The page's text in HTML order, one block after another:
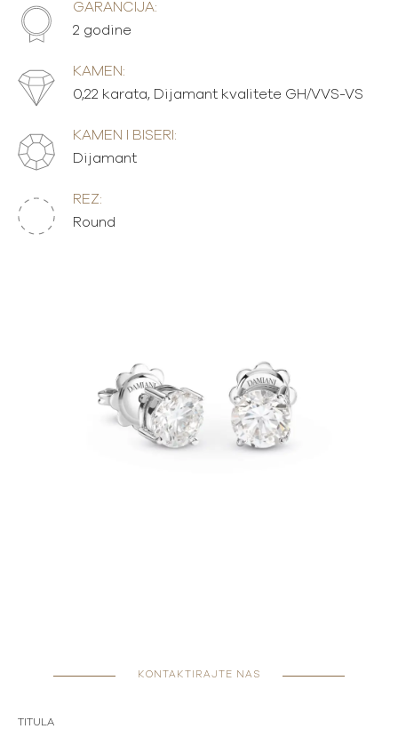
GARANCIJA:
2 godine
KAMEN:
0,22 karata, Dijamant kvalitete GH/VVS-VS
KAMEN I BISERI:
Dijamant
REZ:
Round
KONTAKTIRAJTE NAS
TITULA